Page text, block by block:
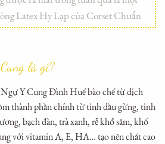
Latex Hy Lạp của Corset Chuẩn
là gì?
Y Cung Đình Huế bào chế từ dịch
thành phần chính từ tinh dầu gừng, tinh
bạch đàn, trà xanh, rễ khổ sâm, khố
với vitamin A, E, HA… tạo nên chất cao